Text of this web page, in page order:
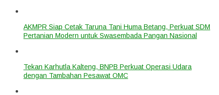
AKMPR Siap Cetak Taruna Tani Huma Betang, Perkuat SDM
Pertanian Modern untuk Swasembada Pangan Nasional
Tekan Karhutla Kalteng, BNPB Perkuat Operasi Udara
dengan Tambahan Pesawat OMC